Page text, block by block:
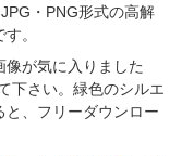
・PNG形式の高解
。
が気に入りました
下さい。緑色のシルエ
と、フリーダウンロー